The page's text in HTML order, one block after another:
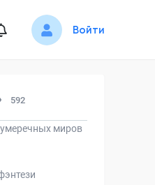
Войти
592
миров